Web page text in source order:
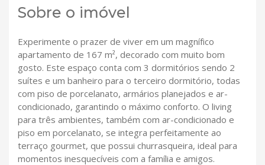
Sobre o imóvel
Experimente o prazer de viver em um magnífico
apartamento de 167 m², decorado com muito bom
gosto. Este espaço conta com 3 dormitórios sendo 2
suítes e um banheiro para o terceiro dormitório, todas
com piso de porcelanato, armários planejados e ar-
condicionado, garantindo o máximo conforto. O living
para três ambientes, também com ar-condicionado e
piso em porcelanato, se integra perfeitamente ao
terraço gourmet, que possui churrasqueira, ideal para
momentos inesquecíveis com a família e amigos.